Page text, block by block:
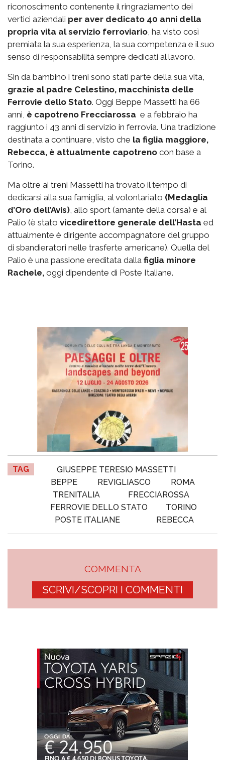
riconoscimento contenente il ringraziamento dei
vertici aziendali per aver dedicato 40 anni della
propria vita al servizio ferroviario, ha visto così
premiata la sua esperienza, la sua competenza e il suo
senso di responsabilità sempre dedicati al lavoro.
Sin da bambino i treni sono stati parte della sua vita,
grazie al padre Celestino, macchinista delle
Ferrovie dello Stato. Oggi Beppe Massetti ha 66
anni, è capotreno Frecciarossa e a febbraio ha
raggiunto i 43 anni di servizio in ferrovia. Una tradizione
destinata a continuare, visto che la figlia maggiore,
Rebecca, è attualmente capotreno con base a
Torino.
Ma oltre ai treni Massetti ha trovato il tempo di
dedicarsi alla sua famiglia, al volontariato (Medaglia
d’Oro dell’Avis), allo sport (amante della corsa) e al
Palio (è stato vicedirettore generale dell’Hasta ed
attualmente è dirigente accompagnatore del gruppo
di sbandieratori nelle trasferte americane). Quella del
Palio è una passione ereditata dalla figlia minore
Rachele, oggi dipendente di Poste Italiane.
TAG
GIUSEPPE TERESIO MASSETTI
BEPPE
REVIGLIASCO
ROMA
TRENITALIA
FRECCIAROSSA
FERROVIE DELLO STATO
TORINO
POSTE ITALIANE
REBECCA
COMMENTA
SCRIVI/SCOPRI I COMMENTI